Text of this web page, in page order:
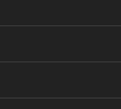
3.0:
и инженерами